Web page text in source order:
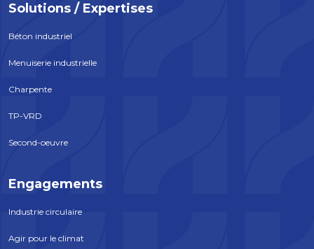
Solutions / Expertises
Béton industriel
Menuiserie industrielle
Charpente
TP-VRD
Second-oeuvre
Engagements
Industrie circulaire
Agir pour le climat